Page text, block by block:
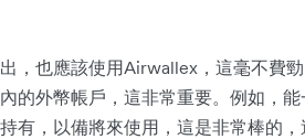
，也應該使用Airwallex，這毫不費
的外幣帳戶，這非常重要。例如，
有，以備將來使用，這是非常棒的